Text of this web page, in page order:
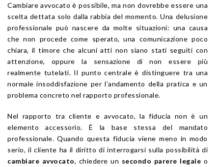
Cambiare avvocato è possibile, ma non dovrebbe essere una
scelta dettata solo dalla rabbia del momento. Una delusione
professionale può nascere da molte situazioni: una causa
che non procede come sperato, una comunicazione poco
chiara, il timore che alcuni atti non siano stati seguiti con
attenzione, oppure la sensazione di non essere più
realmente tutelati. Il punto centrale è distinguere tra una
normale insoddisfazione per l’andamento della pratica e un
problema concreto nel rapporto professionale.
Nel rapporto tra cliente e avvocato, la fiducia non è un
elemento accessorio. È la base stessa del mandato
professionale. Quando questa fiducia viene meno in modo
serio, il cliente ha il diritto di interrogarsi sulla possibilità di
cambiare avvocato, chiedere un secondo parere legale o